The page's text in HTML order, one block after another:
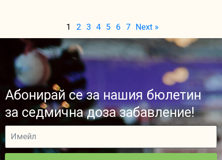
1 2 3 4 5 6 7 Next »
Абонирай се за нашия бюлетин
за седмична доза забавление!